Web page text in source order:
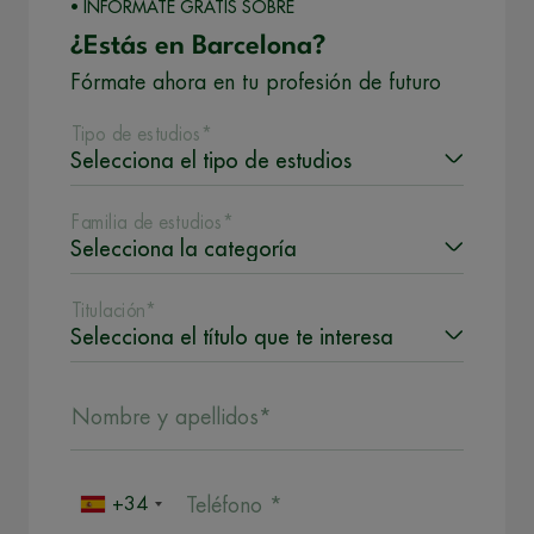
• INFÓRMATE GRATIS SOBRE
¿Estás en Barcelona?
Fórmate ahora en tu profesión de futuro
Tipo de estudios*
Familia de estudios*
Titulación*
Nombre y apellidos*
+34 Teléfono *